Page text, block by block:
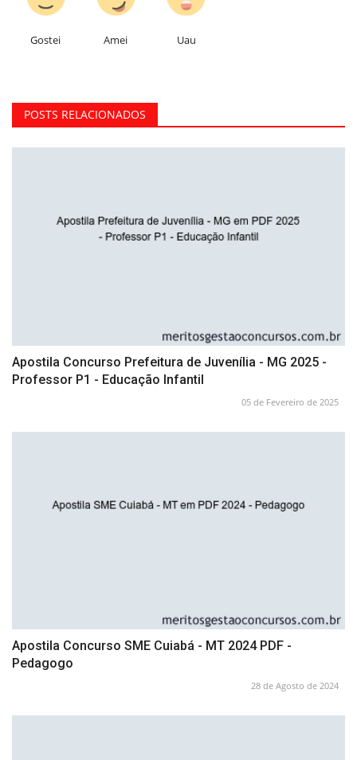
Gostei Amei Uau
POSTS RELACIONADOS
Apostila Concurso Prefeitura de Juvenília - MG 2025 -
Professor P1 - Educação Infantil
05 de Fevereiro de 2025
Apostila Concurso SME Cuiabá - MT 2024 PDF -
Pedagogo
28 de Agosto de 2024